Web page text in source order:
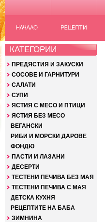
КАТЕГОРИИ
ПРЕДЯСТИЯ И ЗАКУСКИ
СОСОВЕ И ГАРНИТУРИ
САЛАТИ
СУПИ
ЯСТИЯ С МЕСО И ПТИЦИ
ЯСТИЯ БЕЗ МЕСО
ВЕГАНСКИ
РИБИ И МОРСКИ ДАРОВЕ
ФОНДЮ
ПАСТИ И ЛАЗАНИ
ДЕСЕРТИ
ТЕСТЕНИ ПЕЧИВА БЕЗ МАЯ
ТЕСТЕНИ ПЕЧИВА С МАЯ
ДЕТСКА КУХНЯ
РЕЦЕПТИТЕ НА БАБА
ЗИМНИНА